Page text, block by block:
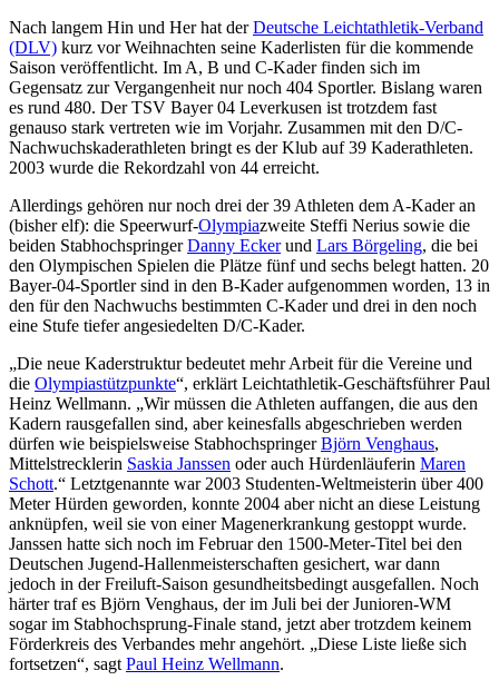
Nach langem Hin und Her hat derDeutsche Leichtathletik-Verband
(DLV) kurz vor Weihnachten seine Kaderlisten für die kommende
Saison veröffentlicht. Im A, B und C-Kader finden sich im
Gegensatz zur Vergangenheit nur noch 404 Sportler. Bislang waren
es rund 480. Der TSV Bayer 04 Leverkusen ist trotzdem fast
genauso stark vertreten wie im Vorjahr. Zusammen mit den D/C-
Nachwuchskaderathleten bringt es der Klub auf 39 Kaderathleten.
2003 wurde die Rekordzahl von 44 erreicht.
Allerdings gehören nur noch drei der 39 Athleten dem A-Kader an
(bisher elf): die Speerwurf-Olympiazweite Steffi Nerius sowie die
beiden StabhochspringerDanny Eckerund Lars Börgeling, die bei
den Olympischen Spielen die Plätze fünf und sechs belegt hatten. 20
Bayer-04-Sportler sind in den B-Kader aufgenommen worden, 13 in
den für den Nachwuchs bestimmten C-Kader und drei in den noch
eine Stufe tiefer angesiedelten D/C-Kader.
„Die neue Kaderstruktur bedeutet mehr Arbeit für die Vereine und
die Olympiastützpunkte“, erklärt Leichtathletik-Geschäftsführer Paul
Heinz Wellmann. „Wir müssen die Athleten auffangen, die aus den
Kadern rausgefallen sind, aber keinesfalls abgeschrieben werden
dürfen wie beispielsweise StabhochspringerBjörn Venghaus,
Mittelstrecklerin Saskia Janssen oder auch Hürdenläuferin Maren
Schott.“ Letztgenannte war 2003 Studenten-Weltmeisterin über 400
Meter Hürden geworden, konnte 2004 aber nicht an diese Leistung
anknüpfen, weil sie von einer Magenerkrankung gestoppt wurde.
Janssen hatte sich noch im Februar den 1500-Meter-Titel bei den
Deutschen Jugend-Hallenmeisterschaften gesichert, war dann
jedoch in der Freiluft-Saison gesundheitsbedingt ausgefallen. Noch
härter traf es Björn Venghaus, der im Juli bei der Junioren-WM
sogar im Stabhochsprung-Finale stand, jetzt aber trotzdem keinem
Förderkreis des Verbandes mehr angehört. „Diese Liste ließe sich
fortsetzen“, sagt Paul Heinz Wellmann.